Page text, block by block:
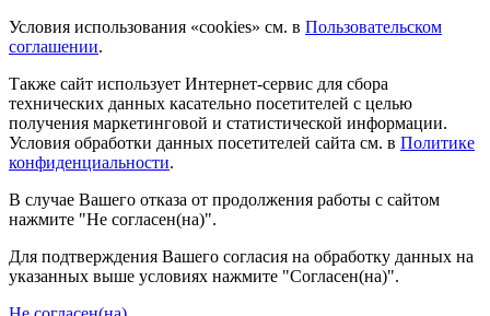
Условия использования «cookies» см. в Пользовательском
соглашении.
Также сайт использует Интернет-сервис для сбора
технических данных касательно посетителей с целью
получения маркетинговой и статистической информации.
Условия обработки данных посетителей сайта см. в Политике
конфиденциальности.
В случае Вашего отказа от продолжения работы с сайтом
нажмите "Не согласен(на)".
Для подтверждения Вашего согласия на обработку данных на
указанных выше условиях нажмите "Согласен(на)".